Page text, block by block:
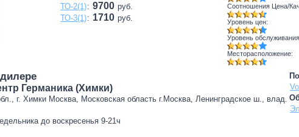
ТО-2(1): 9700 руб.
ТО-3(1): 1710 руб.
Соотношения Цена/
Уровень цен:
Уровень
Месторасположение:
Германика (Химки)
г. Химки Москва, Московская область г.Москва, Ленинградское ш., влад.
до воскресенья 9-21ч